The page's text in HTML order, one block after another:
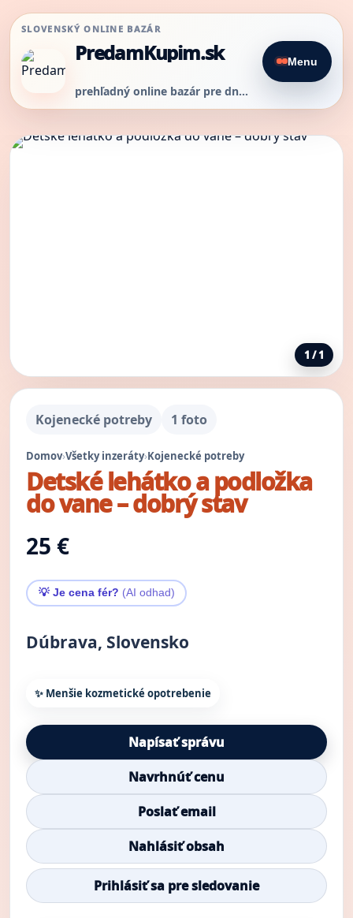
SLOVENSKÝ ONLINE BAZÁR
PredamKupim.sk
prehľadný online bazár pre dnešný predaj
Menu
1 / 1
Kojenecké potreby 1 foto
Domov›Všetky inzeráty›Kojenecké potreby
Detské lehátko a podložka
do vane – dobrý stav
25 €
💡 Je cena fér? (AI odhad)
Dúbrava, Slovensko
✨ Menšie kozmetické opotrebenie
Napísať správu
Navrhnúť cenu
Poslať email
Nahlásiť obsah
Prihlásiť sa pre sledovanie